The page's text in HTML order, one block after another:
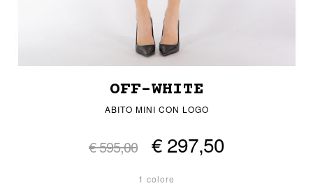
OFF-WHITE
ABITO MINI CON LOGO
€ 595,00 € 297,50
1 colore